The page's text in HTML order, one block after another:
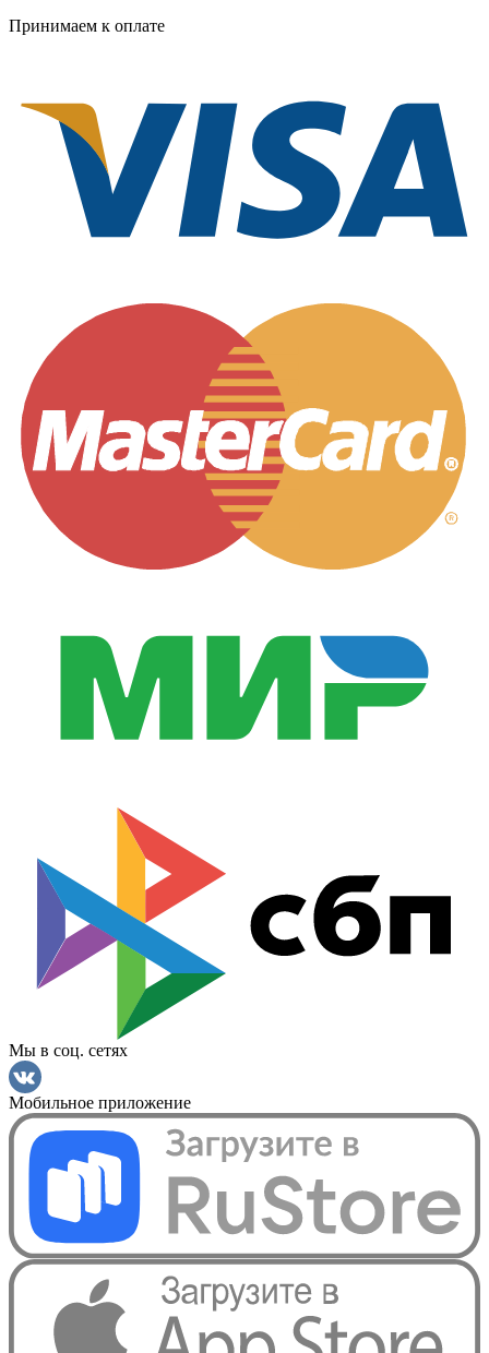
Принимаем к оплате
Мы в соц. сетях
Мобильное приложение